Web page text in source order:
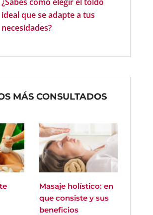
ideal que se adapte a tus
necesidades?
MÁS CONSULTADOS
Masaje holístico: en
que consiste y sus
beneficios